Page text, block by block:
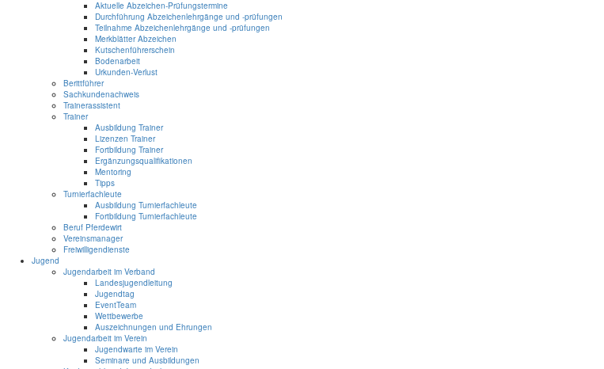
Aktuelle Abzeichen-Prüfungstermine
Durchführung Abzeichenlehrgänge und -prüfungen
Teilnahme Abzeichenlehrgänge und -prüfungen
Merkblätter Abzeichen
Kutschenführerschein
Bodenarbeit
Urkunden-Verlust
Berittführer
Sachkundenachweis
Trainerassistent
Trainer
Ausbildung Trainer
Lizenzen Trainer
Fortbildung Trainer
Ergänzungsqualifikationen
Mentoring
Tipps
Turnierfachleute
Ausbildung Turnierfachleute
Fortbildung Turnierfachleute
Beruf Pferdewirt
Vereinsmanager
Freiwilligendienste
Jugend
Jugendarbeit im Verband
Landesjugendleitung
Jugendtag
EventTeam
Wettbewerbe
Auszeichnungen und Ehrungen
Jugendarbeit im Verein
Jugendwarte im Verein
Seminare und Ausbildungen